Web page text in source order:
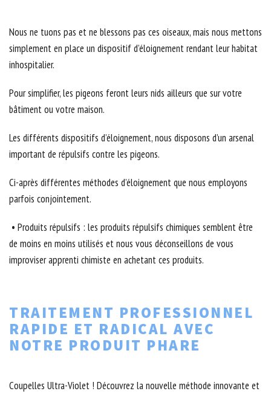
Nous ne tuons pas et ne blessons pas ces oiseaux, mais nous mettons
simplement en place un dispositif d’éloignement rendant leur habitat
inhospitalier.
Pour simplifier, les pigeons feront leurs nids ailleurs que sur votre
bâtiment ou votre maison.
Les différents dispositifs d’éloignement, nous disposons d’un arsenal
important de répulsifs contre les pigeons.
Ci-après différentes méthodes d’éloignement que nous employons
parfois conjointement.
• Produits répulsifs : les produits répulsifs chimiques semblent être
de moins en moins utilisés et nous vous déconseillons de vous
improviser apprenti chimiste en achetant ces produits.
TRAITEMENT PROFESSIONNEL
RAPIDE ET RADICAL AVEC
NOTRE PRODUIT PHARE
Coupelles Ultra-Violet ! Découvrez la nouvelle méthode innovante et